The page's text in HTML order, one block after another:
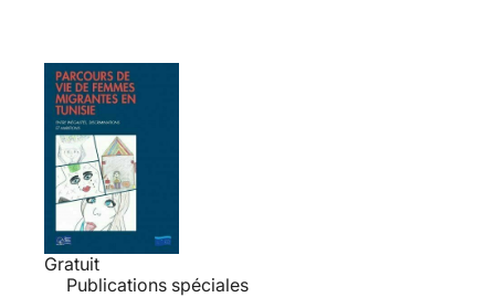
Gratuit
Publications spéciales